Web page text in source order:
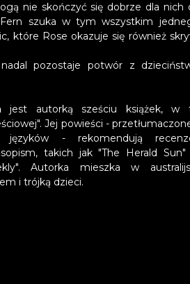
nie skończyć się dobrze dla nich
szuka w tym wszystkim
które Rose okazuje się również
pozostaje potwór z
jest autorką sześciu książek, w
. Jej powieści -
języków - rekomendują
takich jak "The Herald
Autorka mieszka w
i trójką dzieci.